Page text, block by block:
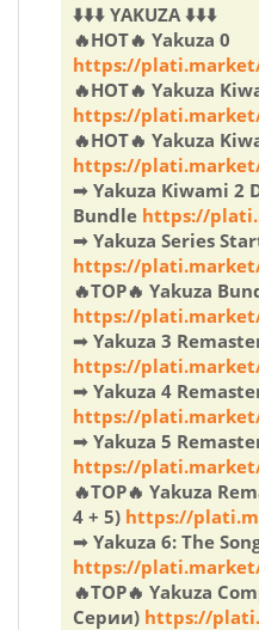
⬇️⬇️⬇️ YAKUZA ⬇️⬇️⬇️
🔥HOT🔥 Yakuza 0
https://
🔥HOT🔥 Yakuza
https://
🔥HOT🔥 Yakuza
https://
➟ Yakuza Kiwami 2
Bundle https://
➟ Yakuza Series
https://
🔥TOP🔥 Yakuza
https://
➟ Yakuza 3
https://
➟ Yakuza 4
https://
➟ Yakuza 5
https://
🔥TOP🔥 Yakuza
4 + 5) https://
➟ Yakuza 6: The
https://
🔥TOP🔥 Yakuza
Серии) https://